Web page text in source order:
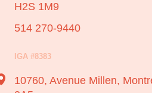
H2S 1M9
514 270-9440
IGA #8383
10760, Avenue Millen,